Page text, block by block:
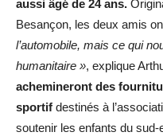
aussi âgé de 24 ans.
Besançon, les deux amis
l’automobile, mais ce qui
humanitaire », explique
achemineront des
sportif destinés à
soutenir les enfants du sud-